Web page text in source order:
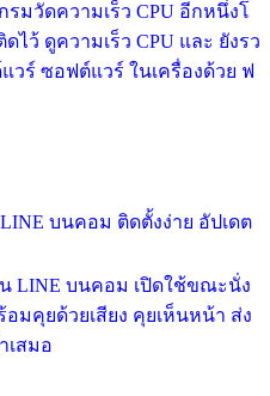
มวัดความเร็ว CPU อีกหนึ่งโ
ว้ ดูความเร็ว CPU และ ยังรว
วร์ ซอฟต์แวร์ ในเครื่องด้วย ฟ
บนคอม ติดตั้งง่าย อัปเดต
LINE บนคอม เปิดใช้ขณะนั่ง
มคุยด้วยเสียง คุยเห็นหน้า ส่ง
เสมอ